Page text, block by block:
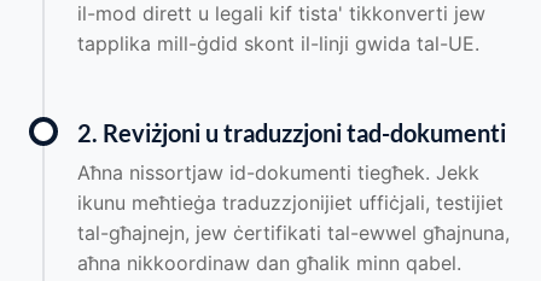
il-mod dirett u legali kif tista' tikkonverti jew
tapplika mill-ġdid skont il-linji gwida tal-UE.
2. Reviżjoni u traduzzjoni tad-dokumenti
Aħna nissortjaw id-dokumenti tiegħek. Jekk
ikunu meħtieġa traduzzjonijiet uffiċjali, testijiet
tal-għajnejn, jew ċertifikati tal-ewwel għajnuna,
aħna nikkoordinaw dan għalik minn qabel.